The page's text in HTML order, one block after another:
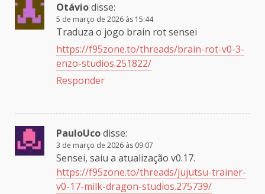
Otáviodisse:
5 de março de 2026 às 15:44
Traduza o jogo brain rot sensei
https://f95zone.to/threads/brain-rot-v0-3-
enzo-studios.251822/
Responder
PauloUcodisse:
3 de março de 2026 às 09:07
Sensei, saiu a atualização v0.17.
https://f95zone.to/threads/jujutsu-trainer-
v0-17-milk-dragon-studios.275739/